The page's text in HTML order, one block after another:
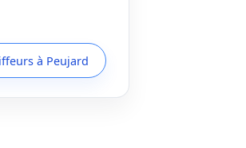
à Peujard